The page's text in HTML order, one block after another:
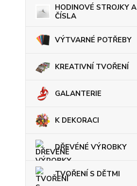
HODINOVÉ STROJKY A
ČÍSLA
VÝTVARNÉ POTŘEBY
KREATIVNÍ TVOŘENÍ
GALANTERIE
K DEKORACI
DŘEVÉNÉ VÝROBKY
TVOŘENÍ S DĚTMI